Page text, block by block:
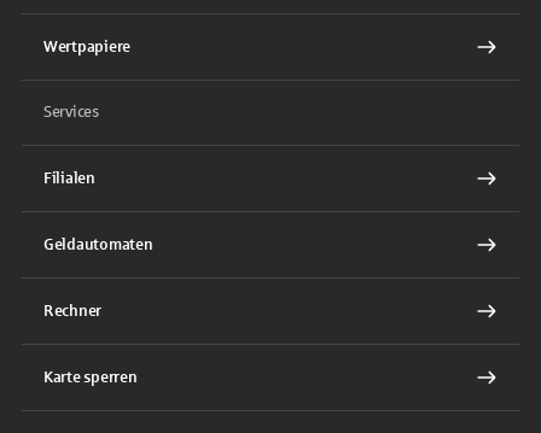
Wertpapiere
Services
Filialen
Geldautomaten
Rechner
Karte sperren